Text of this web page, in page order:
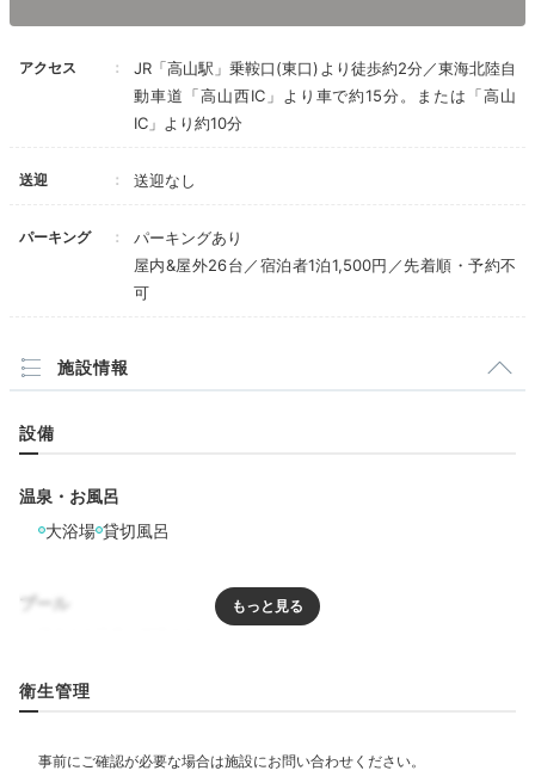
の和洋室や、ミニキッチン付きのお部屋もあります。客
室によっては電子レンジと洗濯乾燥機付き で、長期滞在
部屋ですぐに洗濯できるので便利でした！電子レンジが
あるのも良かったです。また 私達が宿泊した部屋からは
電車が見えて、子供が大興奮でした！
Onsen
庭園を眺めながら
アクセス
JR「高山駅」乗鞍口(東口)より徒歩約2分／東海北陸自
動車道「高山西IC」より車で約15分。または「高山
IC」より約10分
送迎 送迎なし
パーキング
パーキングあり
屋内&屋外26台／宿泊者1泊1,500円／先着順・予約不
可
施設情報
設備
温泉・お風呂
大浴場 貸切風呂
プール
リラクゼーション
飲食
衛生管理